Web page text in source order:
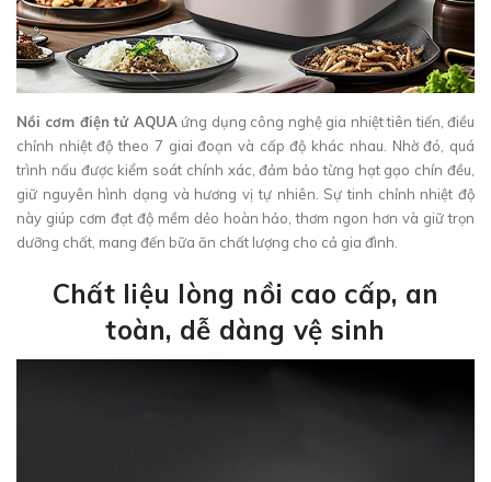
Nồi cơm điện tử AQUA ứng dụng công nghệ gia nhiệt tiên tiến, điều
chỉnh nhiệt độ theo 7 giai đoạn và cấp độ khác nhau. Nhờ đó, quá
trình nấu được kiểm soát chính xác, đảm bảo từng hạt gạo chín đều,
giữ nguyên hình dạng và hương vị tự nhiên. Sự tinh chỉnh nhiệt độ
này giúp cơm đạt độ mềm dẻo hoàn hảo, thơm ngon hơn và giữ trọn
dưỡng chất, mang đến bữa ăn chất lượng cho cả gia đình.
Chất liệu lòng nồi cao cấp, an
toàn, dễ dàng vệ sinh